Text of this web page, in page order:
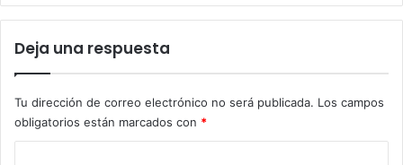
Deja una respuesta
Tu dirección de correo electrónico no será publicada. Los campos
obligatorios están marcados con *